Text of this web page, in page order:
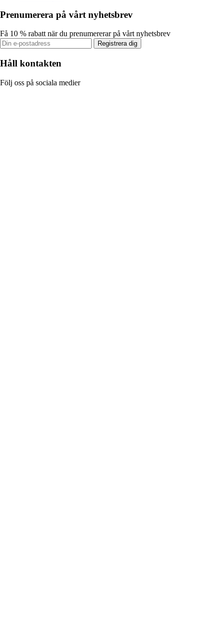
Prenumerera på vårt nyhetsbrev
Få 10 % rabatt när du prenumererar på vårt nyhetsbrev
Registrera dig
Håll kontakten
Följ oss på sociala medier